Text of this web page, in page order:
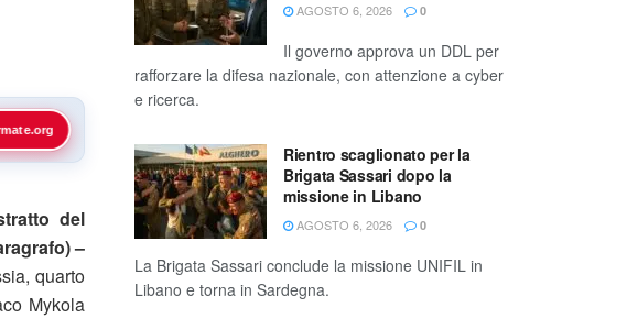
del
–
quarto
Mykola
AGOSTO 6, 2026 0
Il governo approva un DDL per
rafforzare la difesa nazionale, con attenzione a cyber
e ricerca.
Rientro scaglionato per la
Brigata Sassari dopo la
missione in Libano
AGOSTO 6, 2026 0
La Brigata Sassari conclude la missione UNIFIL in
Libano e torna in Sardegna.